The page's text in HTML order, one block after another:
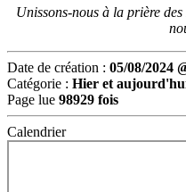
Unissons-nous à la prière
Date de création : 05/08/2024
Catégorie : Hier et
Page lue 98929 fois
Calendrier